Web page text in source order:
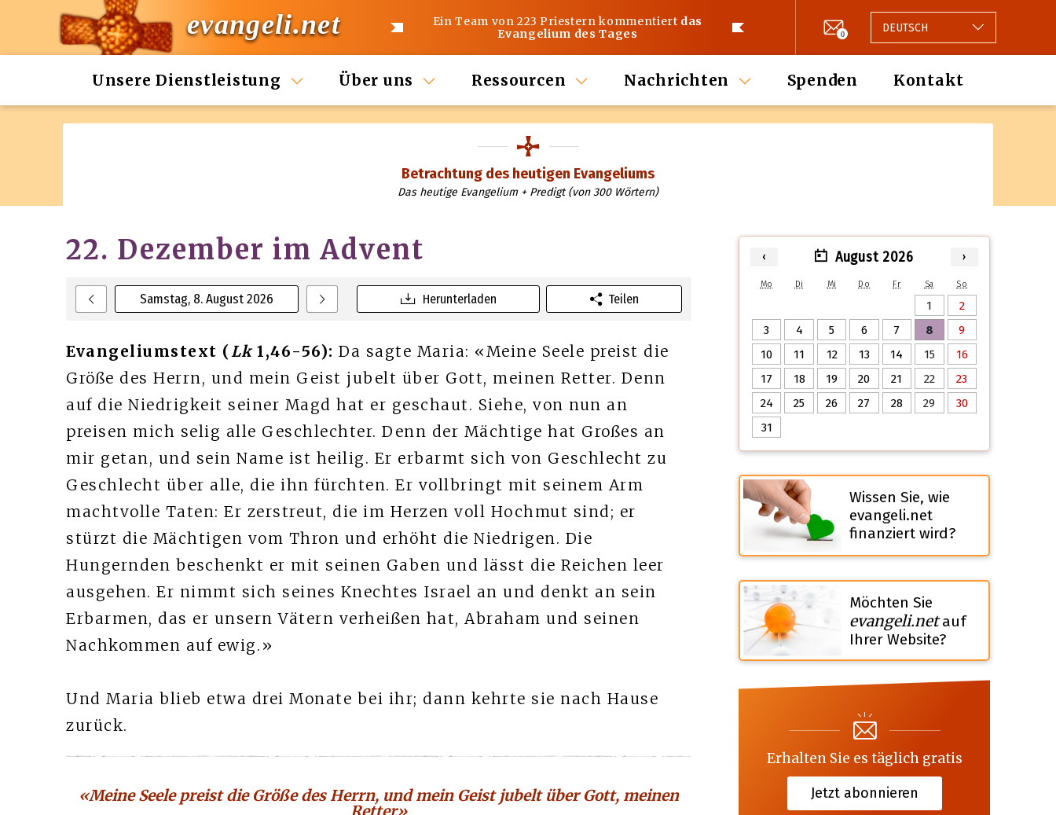
evangeli.net Ein Team von 223 Priestern kommentiert das
Evangelium des Tages
0 DEUTSCH
Unsere Dienstleistung Über uns Ressourcen Nachrichten Spenden Kontakt
Betrachtung des heutigen Evangeliums
Das heutige Evangelium + Predigt (von 300 Wörtern)
Samstag, 8. August 2026
22. Dezember im Advent
Herunterladen Teilen
Evangeliumstext (Lk1,46-56): Da sagte Maria: «Meine Seele preist die
Größe des Herrn, und mein Geist jubelt über Gott, meinen Retter. Denn
auf die Niedrigkeit seiner Magd hat er geschaut. Siehe, von nun an
preisen mich selig alle Geschlechter. Denn der Mächtige hat Großes an
mir getan, und sein Name ist heilig. Er erbarmt sich von Geschlecht zu
Geschlecht über alle, die ihn fürchten. Er vollbringt mit seinem Arm
machtvolle Taten: Er zerstreut, die im Herzen voll Hochmut sind; er
stürzt die Mächtigen vom Thron und erhöht die Niedrigen. Die
Hungernden beschenkt er mit seinen Gaben und lässt die Reichen leer
ausgehen. Er nimmt sich seines Knechtes Israel an und denkt an sein
Erbarmen, das er unsern Vätern verheißen hat, Abraham und seinen
Nachkommen auf ewig.»
Und Maria blieb etwa drei Monate bei ihr; dann kehrte sie nach Hause
zurück.
«Meine Seele preist die Größe des Herrn, und mein Geist jubelt über Gott, meinen
Retter»
‹ August 2026 ›
Mo Di Mi Do Fr Sa So
1
2
3
4 5 6 7 8
9
10
11 12 13 14 15
16
17
18 19 20 21 22
23
24
25 26 27 28 29
30
31
Wissen Sie, wie
evangeli.net
finanziert wird?
Möchten Sie
evangeli.netauf
Ihrer Website?
Erhalten Sie es täglich gratis
Jetzt abonnieren